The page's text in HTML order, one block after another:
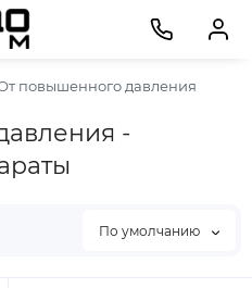
повышенного давления
-
По умолчанию